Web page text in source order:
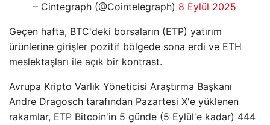
– Cintegraph (@Cointelegraph) 8 Eylül 2025
Geçen hafta, BTC'deki borsaların (ETP) yatırım
ürünlerine girişler pozitif bölgede sona erdi ve ETH
meslektaşları ile açık bir kontrast.
Avrupa Kripto Varlık Yöneticisi Araştırma Başkanı
Andre Dragosch tarafından Pazartesi X'e yüklenen
rakamlar, ETP Bitcoin'in 5 günde (5 Eylül'e kadar) 444